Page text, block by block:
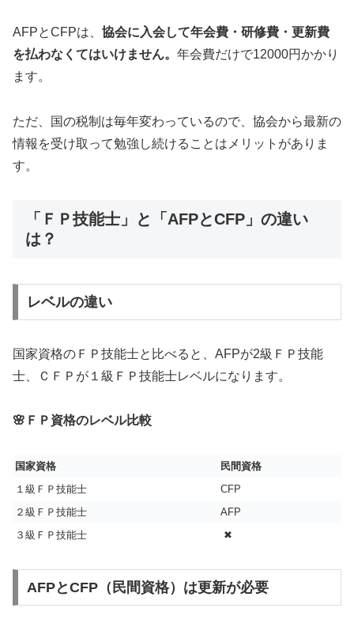
AFPとCFPは、 協会に入会して年会費・研修費・更新費
を払わなくてはいけません。 年会費だけで12000円かかり
ます。
ただ、国の税制は毎年変わっているので、協会から最新の
情報を受け取って勉強し続けることはメリットがありま
す。
「ＦＰ技能士」と「AFPとCFP」の違い
は？
レベルの違い
国家資格のＦＰ技能士と比べると、AFPが2級ＦＰ技能
士、ＣＦＰが１級ＦＰ技能士レベルになります。
🌸ＦＰ資格のレベル比較
国家資格
民間資格
１級ＦＰ技能士
CFP
２級ＦＰ技能士
AFP
３級ＦＰ技能士
✖
AFPとCFP（民間資格）は更新が必要